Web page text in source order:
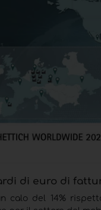
di euro di
calo del 14%